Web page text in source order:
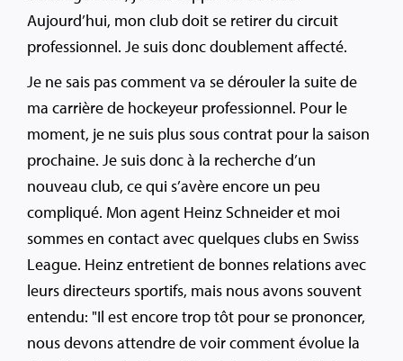
Aujourd’hui, mon club doit se retirer du circuit
professionnel. Je suis donc doublement affecté.
Je ne sais pas comment va se dérouler la suite de
ma carrière de hockeyeur professionnel. Pour le
moment, je ne suis plus sous contrat pour la saison
prochaine. Je suis donc à la recherche d’un
nouveau club, ce qui s’avère encore un peu
compliqué. Mon agent Heinz Schneider et moi
sommes en contact avec quelques clubs en Swiss
League. Heinz entretient de bonnes relations avec
leurs directeurs sportifs, mais nous avons souvent
entendu: "Il est encore trop tôt pour se prononcer,
nous devons attendre de voir comment évolue la